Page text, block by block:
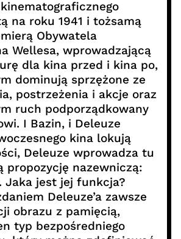
na roku 1941 i tożsamą
Obywatela
Wellesa, wprowadzającą
dla kina przed i kina po,
dominują sprzężone ze
postrzeżenia i akcje oraz
ruch podporządkowany
I Bazin, i Deleuze
kina lokują
Deleuze wprowadza tu
propozycję nazewniczą:
Jaka jest jej funkcja?
Deleuze’a zawsze
obrazu z pamięcią,
typ bezpośredniego